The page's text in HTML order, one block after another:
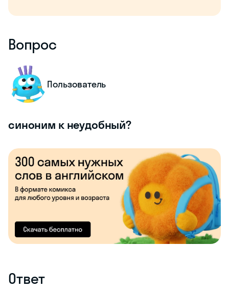
Вопрос
Пользователь
синоним к неудобный?
Ответ